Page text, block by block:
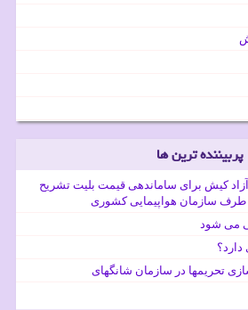
پربیننده ترین ها
کیش برای ساماندهی قیمت بلیت تشریح
سازمان هواپیمایی کشوری
تحریمها در سازمان شانگهای